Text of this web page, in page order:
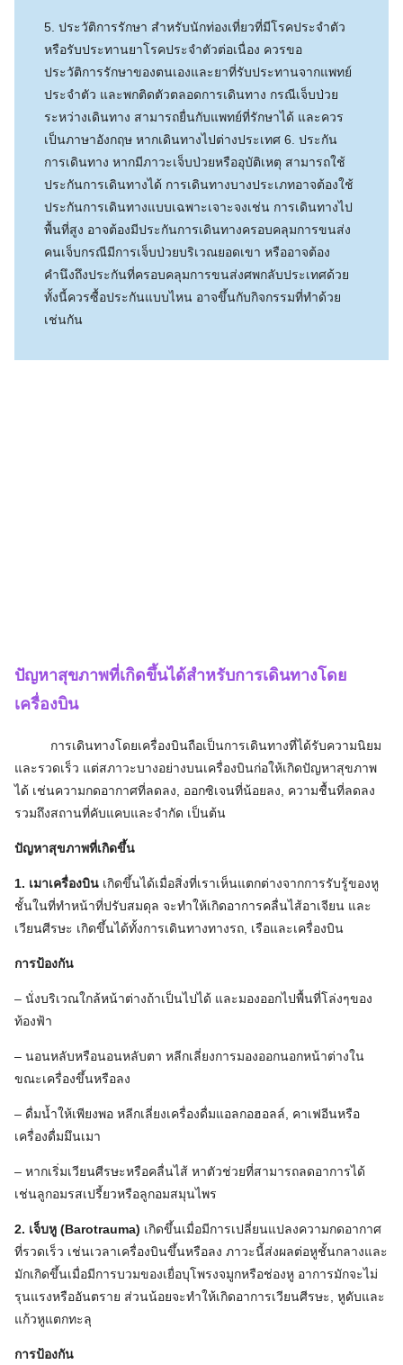
5. ประวัติการรักษา สำหรับนักท่องเที่ยวที่มีโรคประจำตัว
หรือรับประทานยาโรคประจำตัวต่อเนื่อง ควรขอ
ประวัติการรักษาของตนเองและยาที่รับประทานจากแพทย์
ประจำตัว และพกติดตัวตลอดการเดินทาง กรณีเจ็บป่วย
ระหว่างเดินทาง สามารถยื่นกับแพทย์ที่รักษาได้ และควร
เป็นภาษาอังกฤษ หากเดินทางไปต่างประเทศ 6. ประกัน
การเดินทาง หากมีภาวะเจ็บป่วยหรืออุบัติเหตุ สามารถใช้
ประกันการเดินทางได้ การเดินทางบางประเภทอาจต้องใช้
ประกันการเดินทางแบบเฉพาะเจาะจงเช่น การเดินทางไป
พื้นที่สูง อาจต้องมีประกันการเดินทางครอบคลุมการขนส่ง
คนเจ็บกรณีมีการเจ็บป่วยบริเวณยอดเขา หรืออาจต้อง
คำนึงถึงประกันที่ครอบคลุมการขนส่งศพกลับประเทศด้วย
ทั้งนี้ควรซื้อประกันแบบไหน อาจขึ้นกับกิจกรรมที่ทำด้วย
เช่นกัน
ปัญหาสุขภาพที่เกิดขึ้นได้สำหรับการเดินทางโดย
เครื่องบิน
การเดินทางโดยเครื่องบินถือเป็นการเดินทางที่ได้รับความนิยม
และรวดเร็ว แต่สภาวะบางอย่างบนเครื่องบินก่อให้เกิดปัญหาสุขภาพ
ได้ เช่นความกดอากาศที่ลดลง, ออกซิเจนที่น้อยลง, ความชื้นที่ลดลง
รวมถึงสถานที่คับแคบและจำกัด เป็นต้น
ปัญหาสุขภาพที่เกิดขึ้น
1. เมาเครื่องบิน เกิดขึ้นได้เมื่อสิ่งที่เราเห็นแตกต่างจากการรับรู้ของหู
ชั้นในที่ทำหน้าที่ปรับสมดุล จะทำให้เกิดอาการคลื่นไส้อาเจียน และ
เวียนศีรษะ เกิดขึ้นได้ทั้งการเดินทางทางรถ, เรือและเครื่องบิน
การป้องกัน
– นั่งบริเวณใกล้หน้าต่างถ้าเป็นไปได้ และมองออกไปพื้นที่โล่งๆของ
ท้องฟ้า
– นอนหลับหรือนอนหลับตา หลีกเลี่ยงการมองออกนอกหน้าต่างใน
ขณะเครื่องขึ้นหรือลง
– ดื่มน้ำให้เพียงพอ หลีกเลี่ยงเครื่องดื่มแอลกอฮอลล์, คาเฟอีนหรือ
เครื่องดื่มมึนเมา
– หากเริ่มเวียนศีรษะหรือคลื่นไส้ หาตัวช่วยที่สามารถลดอาการได้
เช่นลูกอมรสเปรี้ยวหรือลูกอมสมุนไพร
2. เจ็บหู (Barotrauma) เกิดขึ้นเมื่อมีการเปลี่ยนแปลงความกดอากาศ
ที่รวดเร็ว เช่นเวลาเครื่องบินขึ้นหรือลง ภาวะนี้ส่งผลต่อหูชั้นกลางและ
มักเกิดขึ้นเมื่อมีการบวมของเยื่อบุโพรงจมูกหรือช่องหู อาการมักจะไม่
รุนแรงหรืออันตราย ส่วนน้อยจะทำให้เกิดอาการเวียนศีรษะ, หูดับและ
แก้วหูแตกทะลุ
การป้องกัน